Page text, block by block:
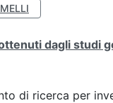
dagli studi
di ricerca per